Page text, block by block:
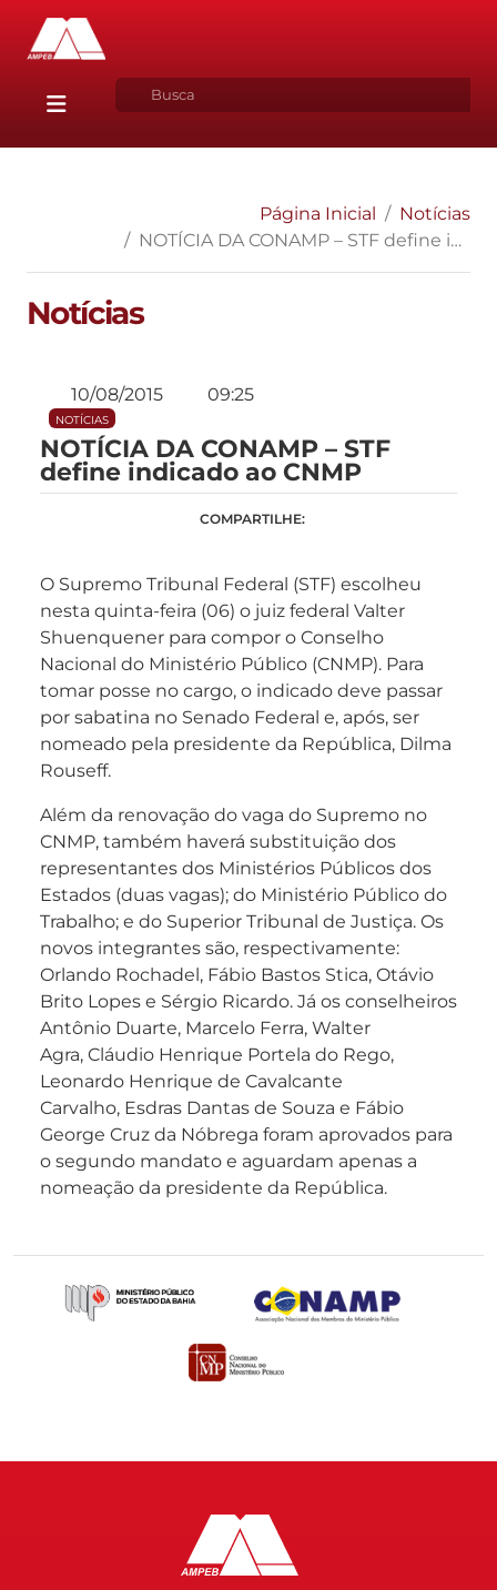
Página Inicial
Notícias
NOTÍCIA DA CONAMP – STF define indicado ao CNMP
Notícias
10/08/2015 09:25
NOTÍCIAS
NOTÍCIA DA CONAMP – STF
define indicado ao CNMP
COMPARTILHE:
O Supremo Tribunal Federal (STF) escolheu
nesta quinta-feira (06) o juiz federal Valter
Shuenquener para compor o Conselho
Nacional do Ministério Público (CNMP). Para
tomar posse no cargo, o indicado deve passar
por sabatina no Senado Federal e, após, ser
nomeado pela presidente da República, Dilma
Rouseff.
Além da renovação do vaga do Supremo no
CNMP, também haverá substituição dos
representantes dos Ministérios Públicos dos
Estados (duas vagas); do Ministério Público do
Trabalho; e do Superior Tribunal de Justiça. Os
novos integrantes são, respectivamente:
Orlando Rochadel, Fábio Bastos Stica, Otávio
Brito Lopes e Sérgio Ricardo. Já os conselheiros
Antônio Duarte, Marcelo Ferra, Walter
Agra, Cláudio Henrique Portela do Rego,
Leonardo Henrique de Cavalcante
Carvalho, Esdras Dantas de Souza e Fábio
George Cruz da Nóbrega foram aprovados para
o segundo mandato e aguardam apenas a
nomeação da presidente da República.